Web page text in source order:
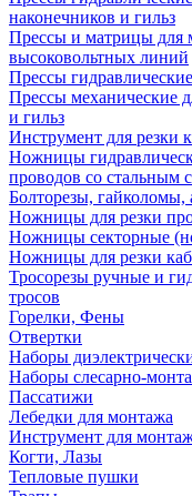
наконечников и гильз
Прессы и матрицы для
высоковольтных линий
Прессы
Прессы механические
и гильз
Инструмент для резки
Ножницы
проводов со стальным
Болторезы, гайколомы,
Ножницы для резки
Ножницы секторные
Ножницы для резки
Тросорезы ручные и
тросов
Горелки, Фены
Отвертки
Наборы
Наборы слесарно-
Пассатижи
Лебедки для монтажа
Инструмент для
Когти, Лазы
Тепловые пушки